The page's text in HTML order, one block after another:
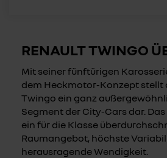
RENAULT TWINGO
Mit seiner fünftürigen
dem Heckmotor-Konzept stellt
Twingo ein ganz
Segment der City-Cars dar.
ein für die Klasse
Raumangebot, höchste
herausragende Wendigkeit.